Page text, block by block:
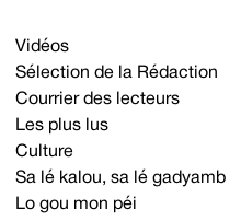
Vidéos
Sélection de la Rédaction
Courrier des lecteurs
Les plus lus
Culture
Sa lé kalou, sa lé gadyamb
Lo gou mon péi